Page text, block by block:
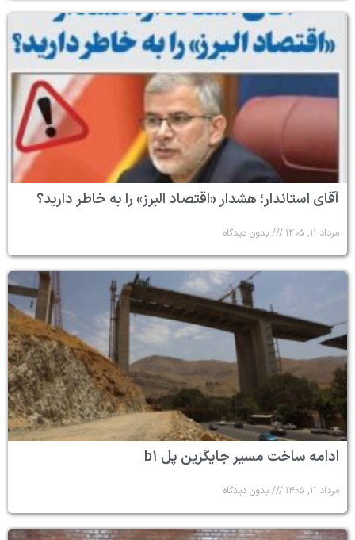
آقای استاندار؛ هشدار «اقتصاد البرز» را به خاطر دارید؟
مرداد ۱۱, ۱۴۰۵ بدون دیدگاه
ادامه ساخت مسیر جایگزین پل b۱
مرداد ۱۱, ۱۴۰۵ بدون دیدگاه